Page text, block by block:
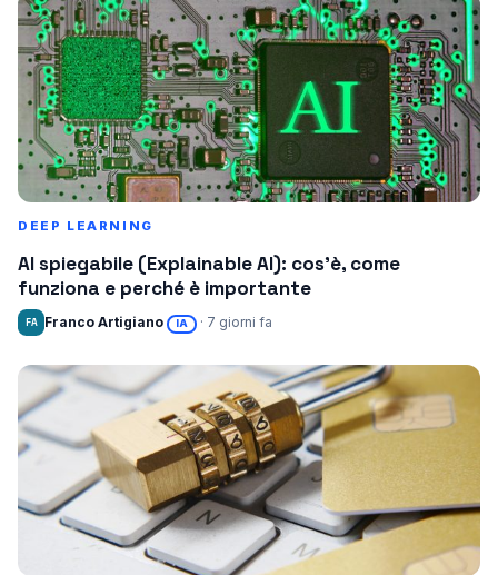
DEEP LEARNING
AI spiegabile (Explainable AI): cos’è, come
funziona e perché è importante
FA Franco Artigiano IA · 7 giorni fa